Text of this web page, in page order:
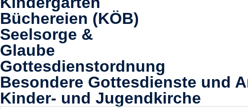
Büchereien (KÖB)
Seelsorge &
Glaube
Gottesdienstordnung
Besondere Gottesdienste und
Kinder- und Jugendkirche